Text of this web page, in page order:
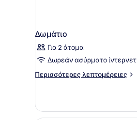
Δωμάτιο
Για 2 άτομα
Δωρεάν ασύρματο ίντερνετ
Περισσότερες λεπτομέρειες
Περισσότερες